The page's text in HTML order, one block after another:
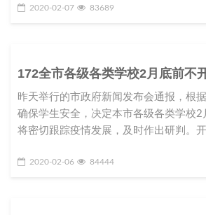
2020-02-07 83689
172全市各级各类学校2月底前不
昨天举行的市政府新闻发布会通报，根
确保学生安全，决定本市各级各类学校2
将密切跟踪疫情发展，及时作出研判。
2020-02-06 84444